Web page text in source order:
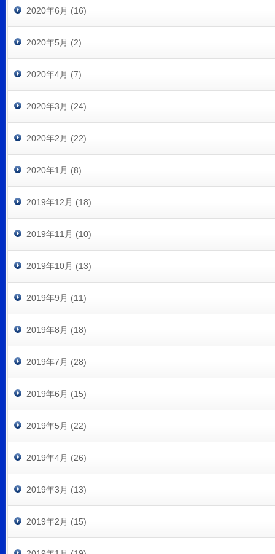
2020年6月 (16)
2020年5月 (2)
2020年4月 (7)
2020年3月 (24)
2020年2月 (22)
2020年1月 (8)
2019年12月 (18)
2019年11月 (10)
2019年10月 (13)
2019年9月 (11)
2019年8月 (18)
2019年7月 (28)
2019年6月 (15)
2019年5月 (22)
2019年4月 (26)
2019年3月 (13)
2019年2月 (15)